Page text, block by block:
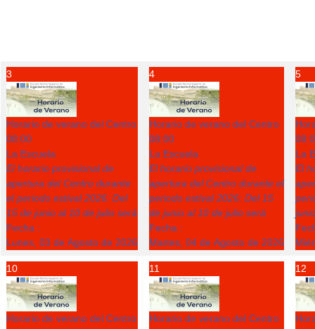
3
Horario de verano del Centro
08:00
La Escuela
El horario provisional de
apertura del Centro durante
el periodo estival 2026: Del
15 de junio al 10 de julio será
Fecha :
Lunes, 03 de Agosto de 2026
4
Horario de verano del Centro
08:00
La Escuela
El horario provisional de
apertura del Centro durante el
periodo estival 2026: Del 15
de junio al 10 de julio será
Fecha :
Martes, 04 de Agosto de 2026
5
La
El
10
Horario de verano del Centro
11
Horario de verano del Centro
12